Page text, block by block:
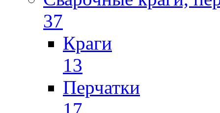
37
Краги
13
Перчатки